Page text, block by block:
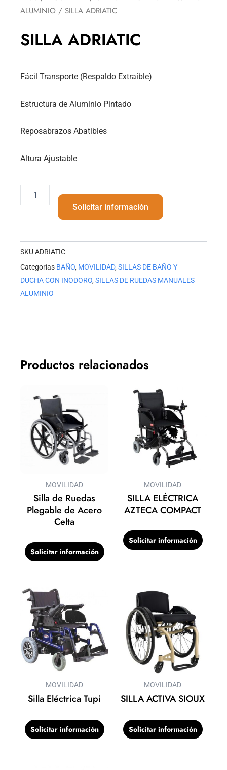
ALUMINIO / SILLA ADRIATIC
SILLA ADRIATIC
Fácil Transporte (Respaldo Extraíble)
Estructura de Aluminio Pintado
Reposabrazos Abatibles
Altura Ajustable
ADRIATIC
Solicitar información
SKUADRIATIC
Categorías BAÑO, MOVILIDAD, SILLAS DE BAÑO Y
DUCHA CON INODORO, SILLAS DE RUEDAS MANUALES
ALUMINIO
Productos relacionados
MOVILIDAD
Silla de Ruedas
Plegable de Acero
Celta
Solicitar información
MOVILIDAD
SILLA ELÉCTRICA
AZTECA COMPACT
Solicitar información
MOVILIDAD
Silla Eléctrica Tupi
Solicitar información
MOVILIDAD
SILLA ACTIVA SIOUX
Solicitar información